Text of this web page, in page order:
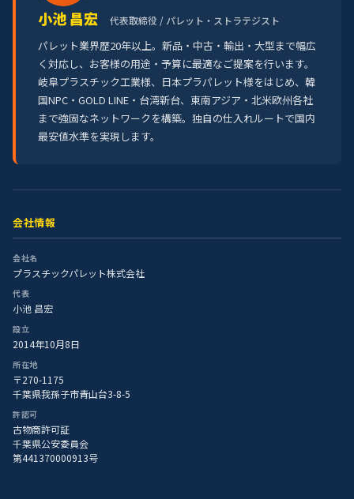
小池 昌宏 代表取締役 / パレット・ストラテジスト
パレット業界歴20年以上。新品・中古・輸出・大型まで幅広
く対応し、お客様の用途・予算に最適なご提案を行います。
岐阜プラスチック工業様、日本プラパレット様をはじめ、韓
国NPC・GOLD LINE・台湾新台、東南アジア・北米欧州各社
まで強固なネットワークを構築。独自の仕入れルートで国内
最安値水準を実現します。
会社情報
会社名
プラスチックパレット株式会社
代表
小池 昌宏
設立
2014年10月8日
所在地
〒270-1175
千葉県我孫子市青山台3-8-5
許認可
古物商許可証
千葉県公安委員会
第441370000913号